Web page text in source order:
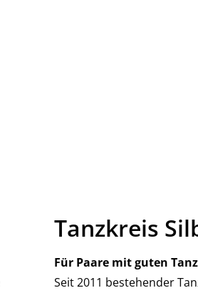
Tanzkreis
Für Paare mit guten
Seit 2011 bestehender